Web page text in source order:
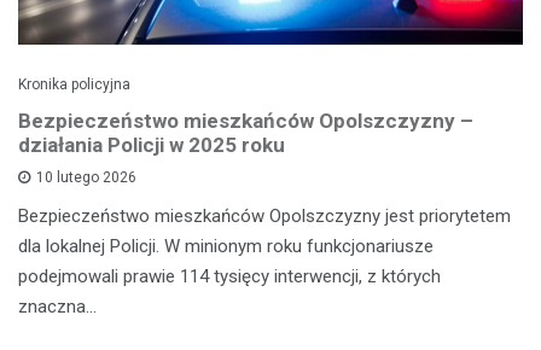
Kronika policyjna
Bezpieczeństwo mieszkańców Opolszczyzny –
działania Policji w 2025 roku
10 lutego 2026
Bezpieczeństwo mieszkańców Opolszczyzny jest priorytetem
dla lokalnej Policji. W minionym roku funkcjonariusze
podejmowali prawie 114 tysięcy interwencji, z których
znaczna…